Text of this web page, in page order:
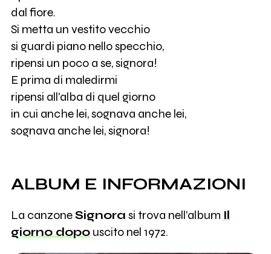
dal fiore.
Si metta un vestito vecchio
si guardi piano nello specchio,
ripensi un poco a se, signora!
E prima di maledirmi
ripensi all'alba di quel giorno
in cui anche lei, sognava anche lei,
sognava anche lei, signora!
ALBUM E INFORMAZIONI
La canzoneSignora si trova nell'album Il
giorno dopouscito nel 1972.